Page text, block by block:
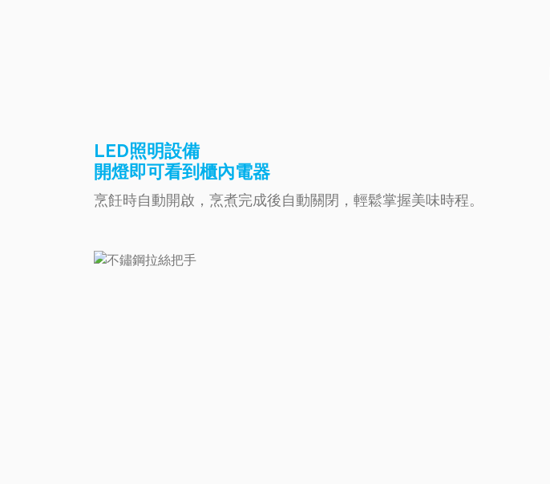
LED照明設備
開燈即可看到櫃內電器
烹飪時自動開啟，烹煮完成後自動關閉，輕鬆掌握美味時程。